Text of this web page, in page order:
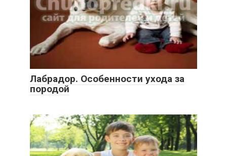
Лабрадор. Особенности ухода за
породой